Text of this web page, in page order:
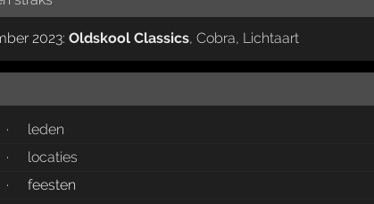
2023: Oldskool Classics, Cobra, Lichtaart
·
leden
·
locaties
· feesten